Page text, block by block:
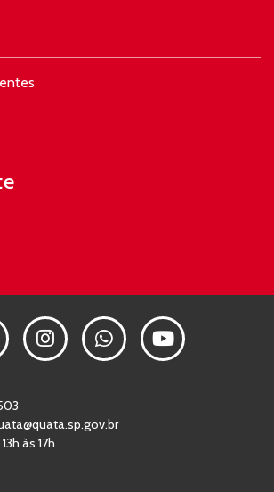
às 17h